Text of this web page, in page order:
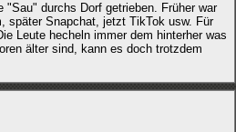
"Sau" durchs Dorf getrieben. Früher war
später Snapchat, jetzt TikTok usw. Für
Leute hecheln immer dem hinterher was
älter sind, kann es doch trotzdem